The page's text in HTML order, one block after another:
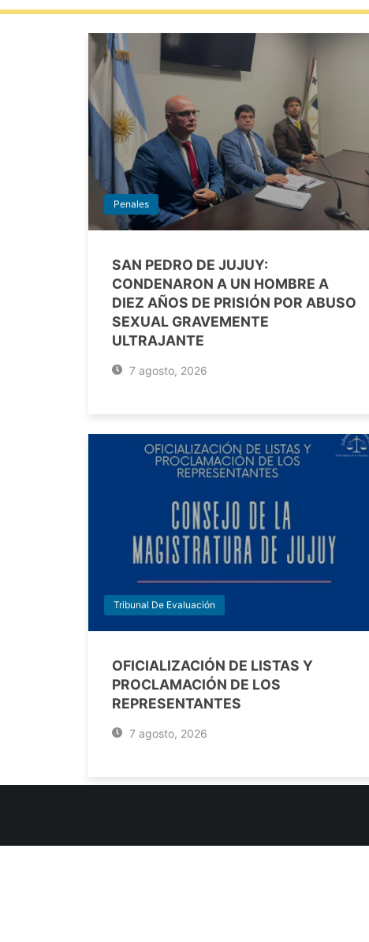
Penales
SAN PEDRO DE JUJUY:
CONDENARON A UN HOMBRE A
DIEZ AÑOS DE PRISIÓN POR ABUSO
SEXUAL GRAVEMENTE
ULTRAJANTE
7 agosto, 2026
Tribunal De Evaluación
OFICIALIZACIÓN DE LISTAS Y
PROCLAMACIÓN DE LOS
REPRESENTANTES
7 agosto, 2026